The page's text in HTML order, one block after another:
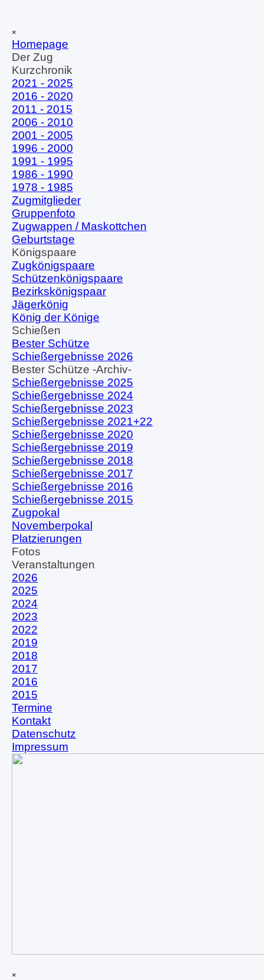
×
Homepage
Der Zug
Kurzchronik
2021 - 2025
2016 - 2020
2011 - 2015
2006 - 2010
2001 - 2005
1996 - 2000
1991 - 1995
1986 - 1990
1978 - 1985
Zugmitglieder
Gruppenfoto
Zugwappen / Maskottchen
Geburtstage
Königspaare
Zugkönigspaare
Schützenkönigspaare
Bezirkskönigspaar
Jägerkönig
König der Könige
Schießen
Bester Schütze
Schießergebnisse 2026
Bester Schütze -Archiv-
Schießergebnisse 2025
Schießergebnisse 2024
Schießergebnisse 2023
Schießergebnisse 2021+22
Schießergebnisse 2020
Schießergebnisse 2019
Schießergebnisse 2018
Schießergebnisse 2017
Schießergebnisse 2016
Schießergebnisse 2015
Zugpokal
Novemberpokal
Platzierungen
Fotos
Veranstaltungen
2026
2025
2024
2023
2022
2019
2018
2017
2016
2015
Termine
Kontakt
Datenschutz
Impressum
×